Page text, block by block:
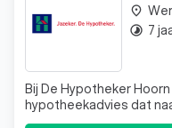
Bij De Hypotheker
hypotheekadvies dat
Onze klanten prijzen
place
timelapse 7